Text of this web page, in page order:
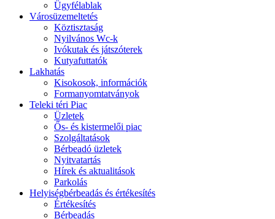
Ügyfélablak
Városüzemeltetés
Köztisztaság
Nyilvános Wc-k
Ivókutak és játszóterek
Kutyafuttatók
Lakhatás
Kisokosok, információk
Formanyomtatványok
Teleki téri Piac
Üzletek
Ős- és kistermelői piac
Szolgáltatások
Bérbeadó üzletek
Nyitvatartás
Hírek és aktualitások
Parkolás
Helyiségbérbeadás és értékesítés
Értékesítés
Bérbeadás